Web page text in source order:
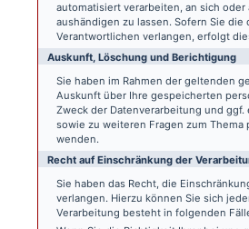
automatisiert verarbeiten, an sich
aushändigen zu lassen. Sofern Sie
Verantwortlichen verlangen, erfolgt
Auskunft, Löschung und Berichtigung
Sie haben im Rahmen der geltenden
Auskunft über Ihre gespeicherten
Zweck der Datenverarbeitung und
sowie zu weiteren Fragen zum
wenden.
Recht auf Einschränkung der
Sie haben das Recht, die
verlangen. Hierzu können Sie sich
Verarbeitung besteht in folgenden